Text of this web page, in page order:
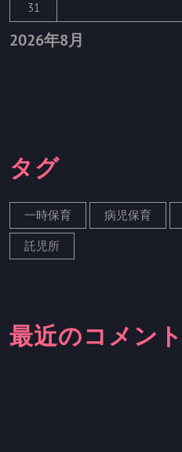
2026年8月
31
タグ
一時保育 病児保育
託児所
最近のコメント